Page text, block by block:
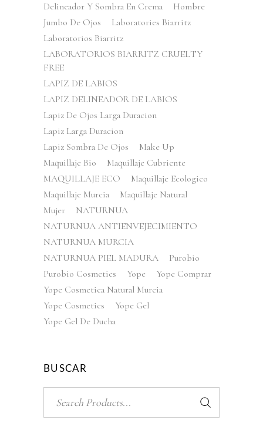
Delineador Y Sombra En Crema
Hombre
Jumbo De Ojos
Laboratories Biarritz
Laboratorios Biarritz
LABORATORIOS BIARRITZ CRUELTY
FREE
LAPIZ DE LABIOS
LAPIZ DELINEADOR DE LABIOS
Lapiz De Ojos Larga Duracion
Lapiz Larga Duracion
Lapiz Sombra De Ojos
Make Up
Maquillaje Bio
Maquillaje Cubriente
MAQUILLAJE ECO
Maquillaje Ecologico
Maquillaje Murcia
Maquillaje Natural
Mujer
NATURNUA
NATURNUA ANTIENVEJECIMIENTO
NATURNUA MURCIA
NATURNUA PIEL MADURA
Purobio
Purobio Cosmetics
Yope
Yope Comprar
Yope Cosmetica Natural Murcia
Yope Cosmetics
Yope Gel
Yope Gel De Ducha
BUSCAR